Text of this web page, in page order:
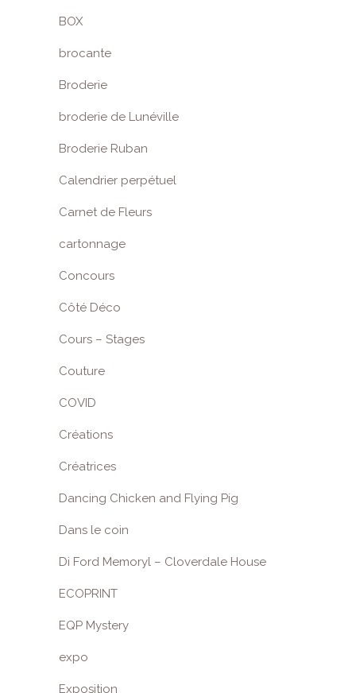
BOX
brocante
Broderie
broderie de Lunéville
Broderie Ruban
Calendrier perpétuel
Carnet de Fleurs
cartonnage
Concours
Côté Déco
Cours – Stages
Couture
COVID
Créations
Créatrices
Dancing Chicken and Flying Pig
Dans le coin
Di Ford Memoryl – Cloverdale House
ECOPRINT
EQP Mystery
expo
Exposition